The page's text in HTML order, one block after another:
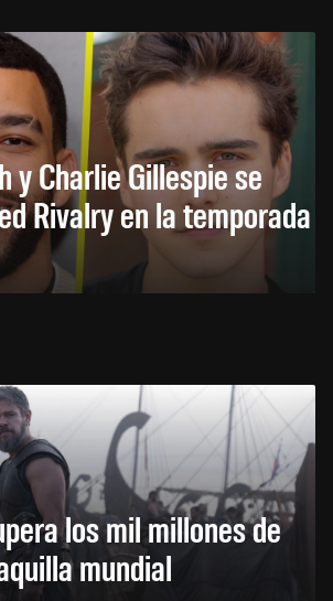
y Charlie Gillespie se
Rivalry en la temporada
los mil millones de
mundial